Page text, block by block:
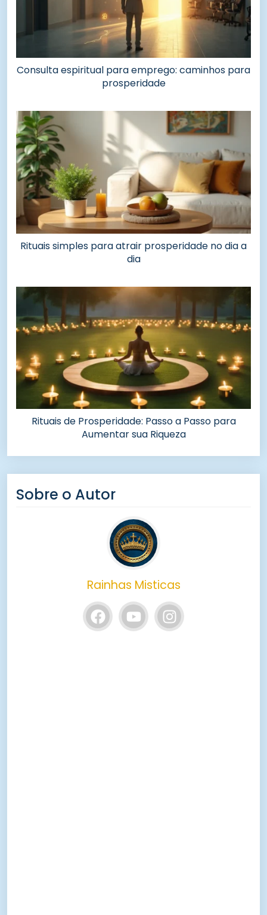
Consulta espiritual para emprego: caminhos para
prosperidade
Rituais simples para atrair prosperidade no dia a
dia
Rituais de Prosperidade: Passo a Passo para
Aumentar sua Riqueza
Sobre o Autor
Rainhas Misticas